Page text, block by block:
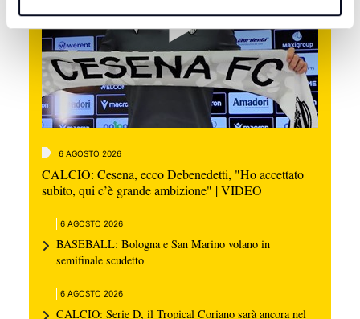
6 AGOSTO 2026
CALCIO: Cesena, ecco Debenedetti, "Ho accettato
subito, qui c’è grande ambizione" | VIDEO
6 AGOSTO 2026
BASEBALL: Bologna e San Marino volano in
semifinale scudetto
6 AGOSTO 2026
CALCIO: Serie D, il Tropical Coriano sarà ancora nel